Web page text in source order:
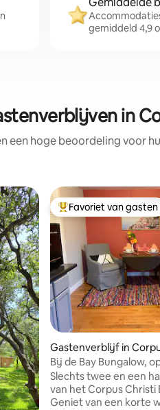
gemiddeld 4,9
in
een hoge beoordeling voor
Topfavoriet van
Favoriet van gasten
Gastenverblijf in
risti
Bij de Bay Bungalow,
Cole Park
Slechts twee en een
van het Corpus Christi
Geniet van een korte